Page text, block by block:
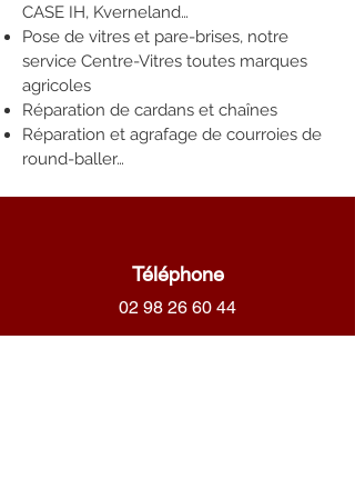
CASE IH, Kverneland…
Pose de vitres et pare-brises, notre
service Centre-Vitres toutes marques
agricoles
Réparation de cardans et chaînes
Réparation et agrafage de courroies de
round-baller…
Téléphone
02 98 26 60 44